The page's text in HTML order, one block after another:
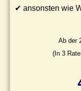
✔ ansonsten wie
Ab der
(In 3